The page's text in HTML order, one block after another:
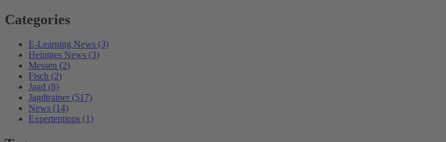
Categories
E-Learning News (3)
Heintges News (3)
Messen (2)
Fisch (2)
Jagd (8)
Jagdtrainer (517)
News (14)
Expertentipps (1)